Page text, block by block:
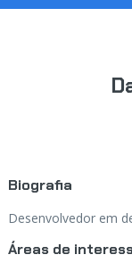
Biografia
Desenvolvedor em
Áreas de